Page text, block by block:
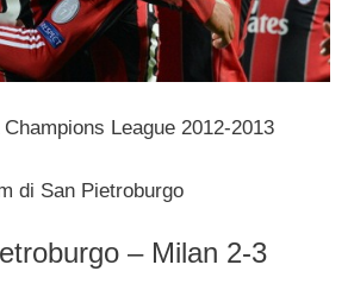
League 2012-2013
di San Pietroburgo
– Milan 2-3